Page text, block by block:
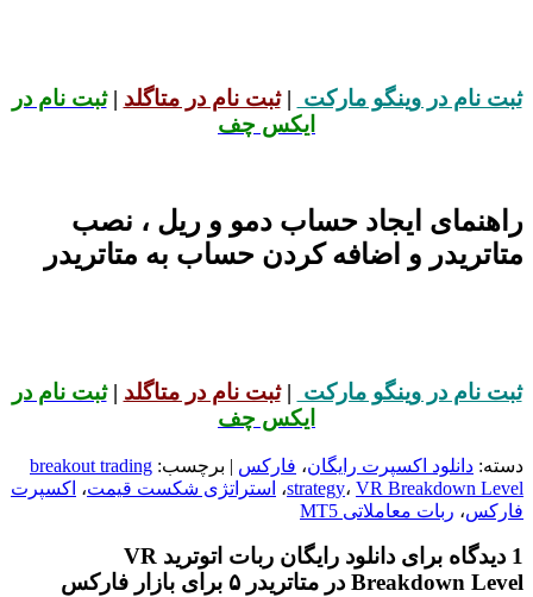
ثبت نام در وینگو مارکت |ثبت نام در متاگلد |ثبت نام در
ایکس چف
راهنمای ایجاد حساب دمو و ریل ، نصب
متاتریدر و اضافه کردن حساب به متاتریدر
ثبت نام در وینگو مارکت |ثبت نام در متاگلد |ثبت نام در
ایکس چف
دسته: دانلود اکسپرت رایگان، فارکس | برچسب: breakout trading
strategy، VR Breakdown Level ، استراتژی شکست قیمت، اکسپرت
فارکس، ربات معاملاتی MT5
1 دیدگاه برای دانلود رایگان ربات اتوترید VR
Breakdown Level در متاتریدر ۵ برای بازار فارکس